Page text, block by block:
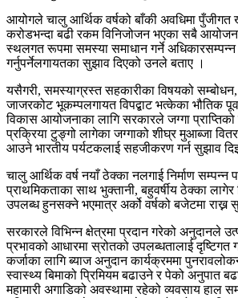
आयोगले चालु आर्थिक वर्षको बाँकी अवधिमा पुँजीगत
करोडभन्दा बढी रकम विनिजोजन भएका सबै
स्थलगत रूपमा समस्या समाधान गर्ने अधिकारसम्पन्न
गर्नुपर्नेलगायतका सुझाव दिएको उनले बताए ।
यसैगरी, समस्याग्रस्त सहकारीका विषयको सम्बोधन,
जाजरकोट भूकम्पलगायत विपद्बाट भत्केका भौतिक
विकास आयोजनाका लागि सरकारले जग्गा प्राप्तिको
प्रक्रिया टुङ्गो लागेका जग्गाको शीघ्र मुआब्जा
आउने भारतीय पर्यटकलाई सहजीकरण गर्न सुझाव
चालु आर्थिक वर्ष नयाँ ठेक्का नलगाई निर्माण सम्पन्न
प्राथमिकताका साथ भुक्तानी, बहुवर्षीय ठेक्का लागेर
उपलब्ध हुनसक्ने भएमात्र अर्को वर्षको बजेटमा राख्न
सरकारले विभिन्न क्षेत्रमा प्रदान गरेको अनुदानले
प्रभावको आधारमा स्रोतको उपलब्धतालाई दृष्टिगत
कर्जाका लागि ब्याज अनुदान कार्यक्रममा
स्वास्थ्य बिमाको प्रिमियम बढाउने र पेको अनुपात
महामारी अगाडिको अवस्थामा रहेको व्यवसाय हाल